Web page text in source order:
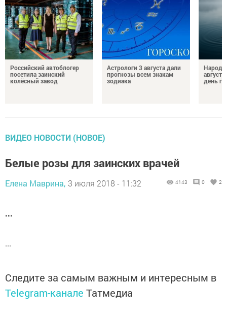
Российский автоблогер
посетила заинский
колёсный завод
Астрологи 3 августа дали
прогнозы всем знакам
зодиака
день
ВИДЕО НОВОСТИ (НОВОЕ)
Белые розы для заинских врачей
Елена Маврина, 3 июля 2018 - 11:32 4143 0 2
...
...
Следите за самым важным и интересным в
Telegram-канале Татмедиа